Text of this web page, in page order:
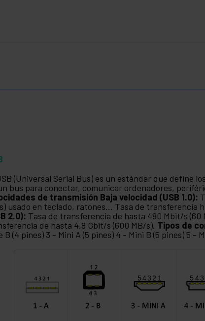
(Universal Serial Bus) es un estándar que define
bus para conectar, comunicar ordenadores,
de transmisión Baja velocidad (USB 1.0):
usado en teclado, ratones... Tasa de transferencia
2.0): Tasa de transferencia de hasta 480 Mbit/s (60
de hasta 4,8 Gbit/s (600 MB/s). Tipos de
B (4 pines) 3 - Mini A (5 pines) 4 - Mini B (5 pines) 5 -